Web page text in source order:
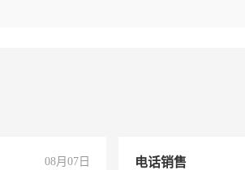
08月07日 电话销售